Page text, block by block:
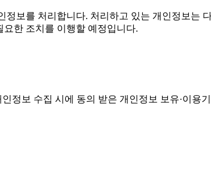
보를 처리합니다. 처리하고 있는 개인정보는
한 조치를 이행할 예정입니다.
정보 수집 시에 동의 받은 개인정보 보유·이용